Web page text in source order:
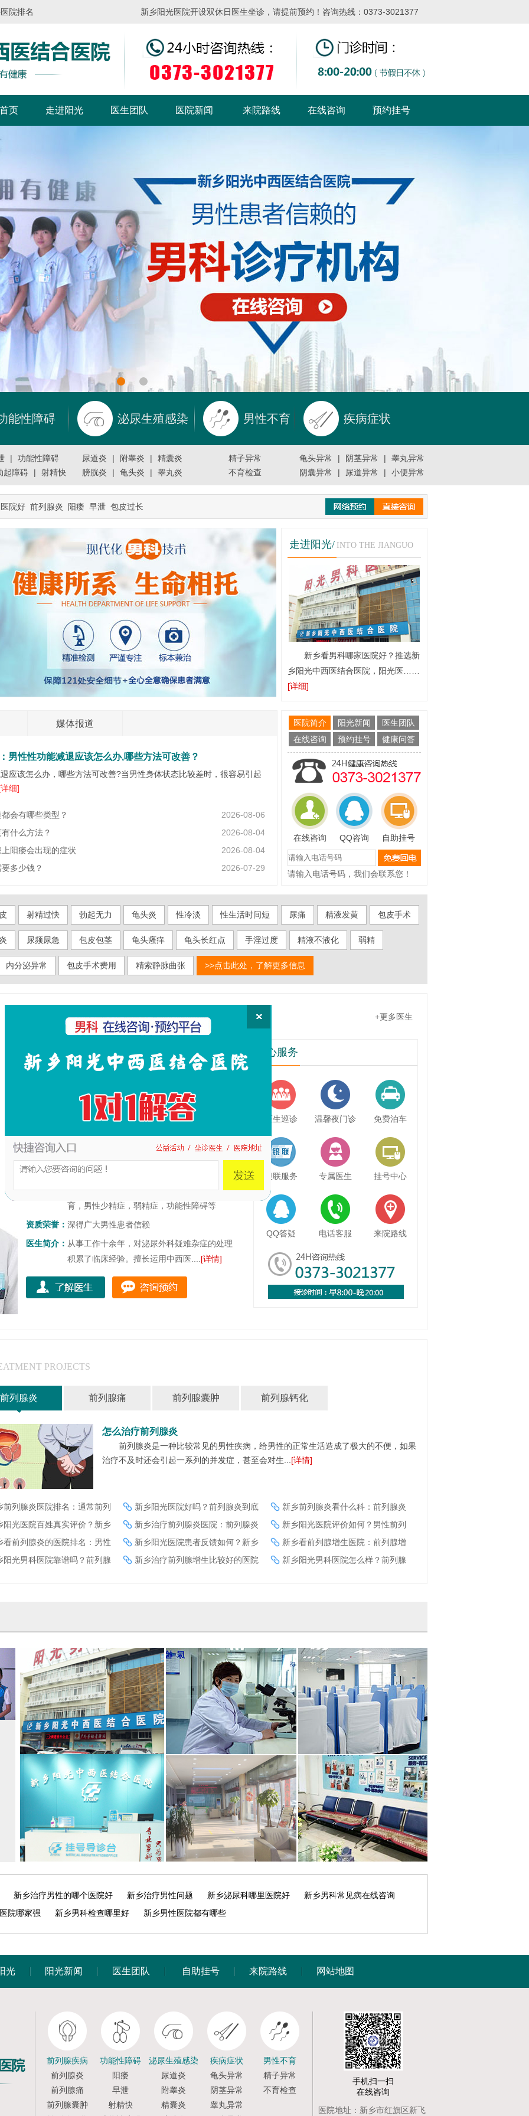
院排名 新乡阳光医院开设双休日医生坐诊，请提前预约！咨询热线：0373-3021377
页 走进阳光 医生团队 医院新闻 来院路线 在线咨询 预约挂号
能性障碍
|
功能性障碍
起障碍
| 射精快
泌尿生殖感染
尿道炎 | 附睾炎 |
精囊炎
膀胱炎
| 龟头炎 | 睾丸炎
男性不育
精子异常
不育检查
疾病症状
龟头异常 | 阴茎异常 |
睾丸异常
阴囊异常
| 尿道异常 | 小便异常
院好 前列腺炎 阳痿 早泄 包皮过长
走进阳光/ INTO THE JIANGUO
新乡看男科哪家医院好？推选新
乡阳光中西医结合医院，阳光医……
[详细]
媒体报道
男性性功能减退应该怎么办,哪些方法可改善？
应该怎么办，哪些方法可改善?当男性身体状态比较差时，很容易引起
细]
会有哪些类型？
2026-08-06
什么方法？
2026-08-04
阳痿会出现的症状
2026-08-04
多少钱？
2026-07-29
医院简介 阳光新闻
医生团队
在线咨询
预约挂号 健康问答
在线咨询 QQ咨询 自助挂号
请输入电话号码，我们会联系您！
射精过快 勃起无力 龟头炎 性冷淡 性生活时间短 尿痛 精液发黄 包皮手术
尿频尿急 包皮包茎 龟头瘙痒 龟头长红点 手淫过度 精液不液化 弱精
内分泌异常 包皮手术费用 精索静脉曲张 >>点击此处，了解更多信息
+更多医生
刘亚洲
临床经验：从事泌尿外科临床经验10余年
擅长病种：男性急慢性前列腺炎，男性生殖感染，男性不
育，男性少精症，弱精症，功能性障碍等
资质荣誉： 深得广大男性患者信赖
医生简介： 从事工作十余年，对泌尿外科疑难杂症的处理
积累了临床经验。擅长运用中西医.... [详情]
贴心服务
医生巡诊 温馨夜门诊 免费泊车
银联服务 专属医生 挂号中心
QQ答疑 电话客服 来院路线
PROJECTS
前列腺炎 前列腺痛 前列腺囊肿 前列腺钙化
怎么治疗前列腺炎
前列腺炎是一种比较常见的男性疾病，给男性的正常生活造成了极大的不便，如果
治疗不及时还会引起一系列的并发症，甚至会对生... [详情]
前列腺炎医院排名：通常前列 新乡阳光医院好吗？前列腺炎到底
新乡前列腺炎看什么科：前列腺炎
阳光医院百姓真实评价？新乡
新乡治疗前列腺炎医院：前列腺炎
新乡阳光医院评价如何？男性前列
看前列腺炎的医院排名：男性
新乡阳光医院患者反馈如何？新乡
新乡看前列腺增生医院：前列腺增
阳光男科医院靠谱吗？前列腺
新乡治疗前列腺增生比较好的医院 新乡阳光男科医院怎么样？前列腺
新乡治疗男性的哪个医院好 新乡治疗男性问题 新乡泌尿科哪里医院好
新乡男科常见病在线咨询
院哪家强
新乡男科检查哪里好 新乡男性医院都有哪些
光 阳光新闻 医生团队 自助挂号 来院路线 网站地图
前列腺疾病
前列腺炎
前列腺痛
前列腺囊肿
功能性障碍
阳痿
早泄
射精快
泌尿生殖感染
尿道炎
附睾炎
精囊炎
疾病症状
龟头异常
阴茎异常
睾丸异常
男性不育
精子异常
不育检查
手机扫一扫
在线咨询
医院地址：新乡市红旗区新飞